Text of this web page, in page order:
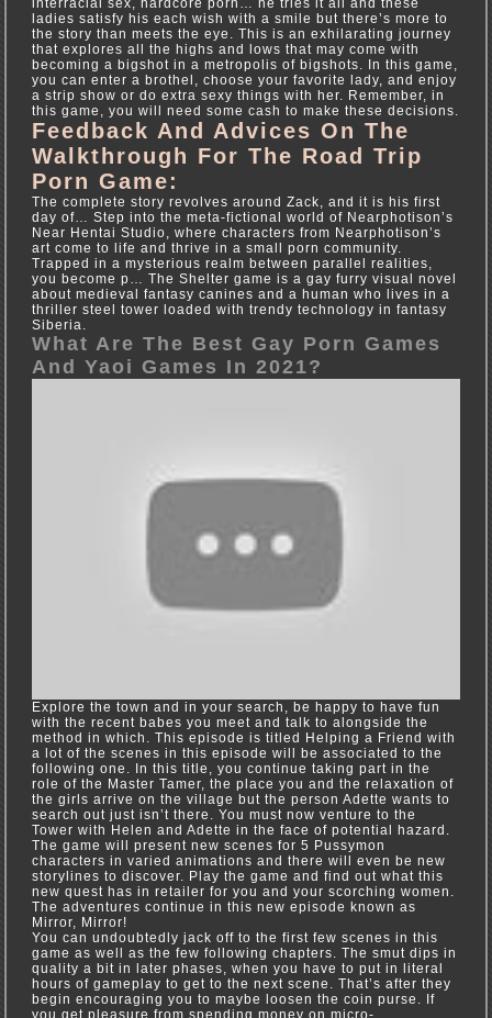
interracial sex, hardcore porn… he tries it all and these
ladies satisfy his each wish with a smile but there’s more to
the story than meets the eye. This is an exhilarating journey
that explores all the highs and lows that may come with
becoming a bigshot in a metropolis of bigshots. In this game,
you can enter a brothel, choose your favorite lady, and enjoy
a strip show or do extra sexy things with her. Remember, in
this game, you will need some cash to make these decisions.
Feedback And Advices On The
Walkthrough For The Road Trip
Porn Game:
The complete story revolves around Zack, and it is his first
day of… Step into the meta-fictional world of Nearphotison’s
Near Hentai Studio, where characters from Nearphotison’s
art come to life and thrive in a small porn community.
Trapped in a mysterious realm between parallel realities,
you become p… The Shelter game is a gay furry visual novel
about medieval fantasy canines and a human who lives in a
thriller steel tower loaded with trendy technology in fantasy
Siberia.
What Are The Best Gay Porn Games
And Yaoi Games In 2021?
Explore the town and in your search, be happy to have fun
with the recent babes you meet and talk to alongside the
method in which. This episode is titled Helping a Friend with
a lot of the scenes in this episode will be associated to the
following one. In this title, you continue taking part in the
role of the Master Tamer, the place you and the relaxation of
the girls arrive on the village but the person Adette wants to
search out just isn’t there. You must now venture to the
Tower with Helen and Adette in the face of potential hazard.
The game will present new scenes for 5 Pussymon
characters in varied animations and there will even be new
storylines to discover. Play the game and find out what this
new quest has in retailer for you and your scorching women.
The adventures continue in this new episode known as
Mirror, Mirror!
You can undoubtedly jack off to the first few scenes in this
game as well as the few following chapters. The smut dips in
quality a bit in later phases, when you have to put in literal
hours of gameplay to get to the next scene. That’s after they
begin encouraging you to maybe loosen the coin purse. If